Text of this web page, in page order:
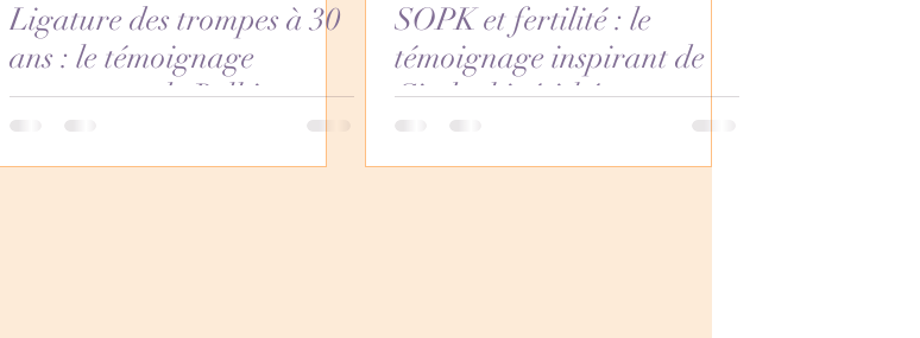
Ligature des trompes à 30
ans : le témoignage
courageux de Belkis
SOPK et fertilité : le
témoignage inspirant de
Cindy, kinésithérapeute et
maman